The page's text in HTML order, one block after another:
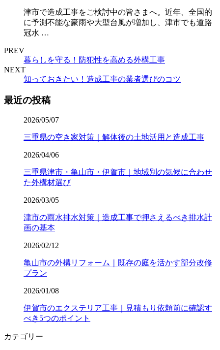
津市で造成工事をご検討中の皆さまへ。近年、全国的
に予測不能な豪雨や大型台風が増加し、津市でも道路
冠水 …
PREV
暮らしを守る！防犯性を高める外構工事
NEXT
知っておきたい！造成工事の業者選びのコツ
最近の投稿
2026/05/07
三重県の空き家対策｜解体後の土地活用と造成工事
2026/04/06
三重県津市・亀山市・伊賀市｜地域別の気候に合わせ
た外構材選び
2026/03/05
津市の雨水排水対策｜造成工事で押さえるべき排水計
画の基本
2026/02/12
亀山市の外構リフォーム｜既存の庭を活かす部分改修
プラン
2026/01/08
伊賀市のエクステリア工事｜見積もり依頼前に確認す
べき5つのポイント
カテゴリー